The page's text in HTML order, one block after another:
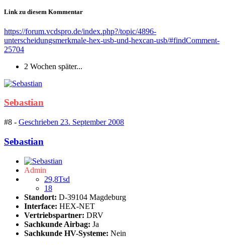
Link zu diesem Kommentar
https://forum.vcdspro.de/index.php?/topic/4896-
unterscheidungsmerkmale-hex-usb-und-hexcan-usb/#findComment-
25704
2 Wochen später...
Sebastian
#8 - Geschrieben 23. September 2008
Sebastian
Admin
29,8Tsd
18
Standort: D-39104 Magdeburg
Interface: HEX-NET
Vertriebspartner: DRV
Sachkunde Airbag: Ja
Sachkunde HV-Systeme: Nein